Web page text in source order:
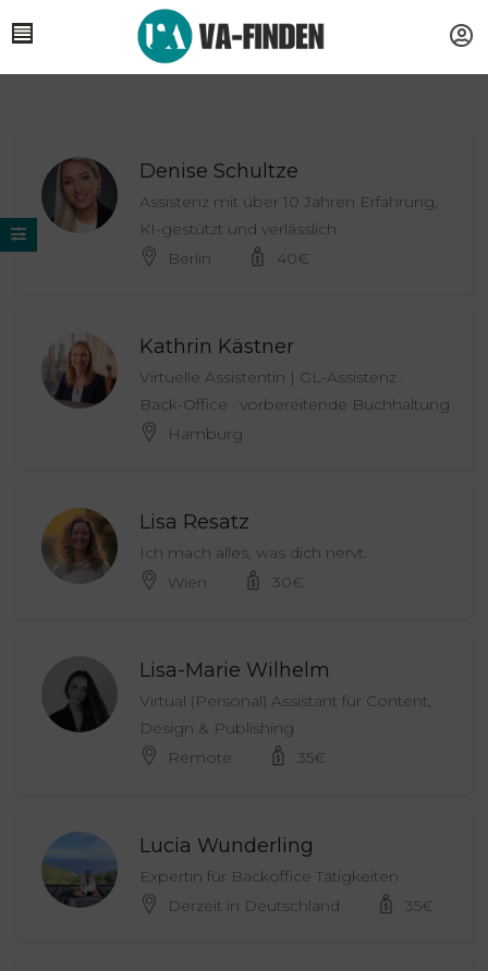
Denise Schultze
Assistenz mit über 10 Jahren Erfahrung,
KI-gestützt und verlässlich
Berlin
40€
Kathrin Kästner
Virtuelle Assistentin | GL-Assistenz ·
Back-Office · vorbereitende Buchhaltung
Hamburg
Lisa Resatz
Ich mach alles, was dich nervt.
Wien
30€
Lisa-Marie Wilhelm
Virtual (Personal) Assistant für Content,
Design & Publishing
Remote
35€
Lucia Wunderling
Expertin für Backoffice Tätigkeiten
Derzeit in Deutschland
35€